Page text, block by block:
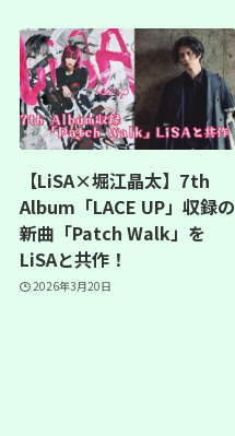
【LiSA×堀江晶太】7th
Album「LACE UP」収録の
新曲「Patch Walk」を
LiSAと共作！
2026年3月20日